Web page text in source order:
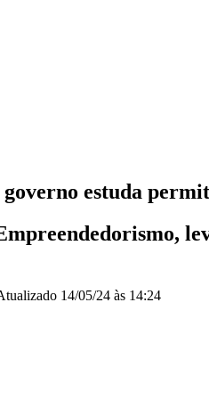
estuda
14/05/24 às 14:24